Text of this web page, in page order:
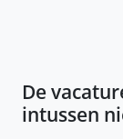
De
intussen